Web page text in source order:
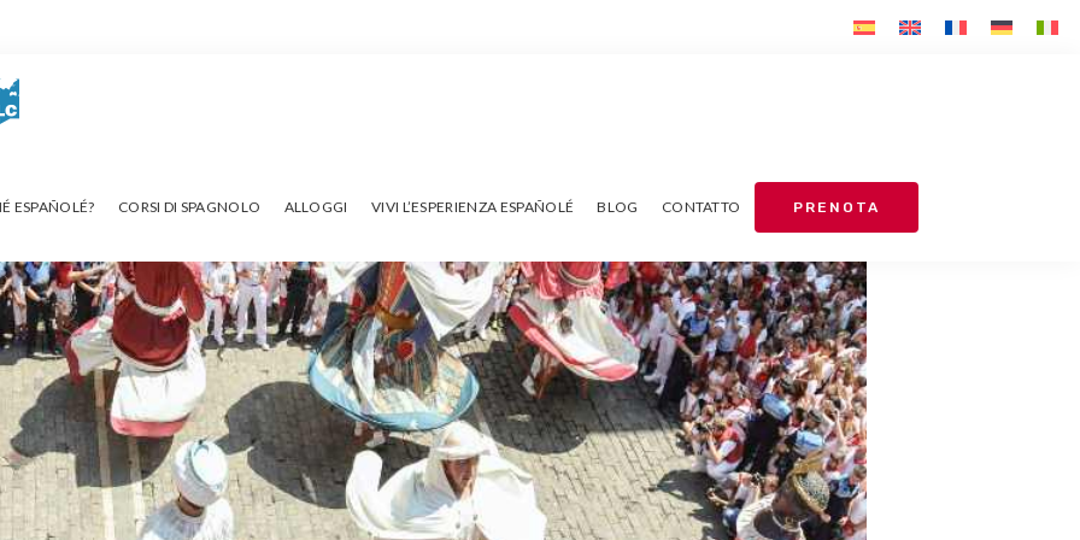
ESPAÑOLÉ? CORSI DI SPAGNOLO ALLOGGI VIVI L’ESPERIENZA ESPAÑOLÉ BLOG CONTATTO PRENOTA